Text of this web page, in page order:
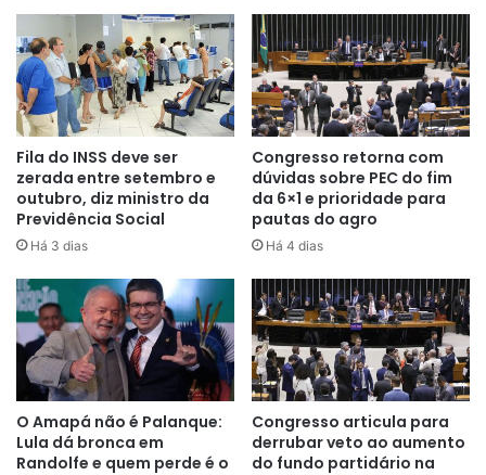
Segundo o político, esse aperto das contas deve ser
formalizado ainda em julho.
“O STF cria uma falsa
equivalência entre legalidade e
permitir que a renúncia fiscal
opere enquanto não há norma
válida – jogando sobre o
Executivo o ônus fiscal e político
da paralisia“
, afirmou, em
Fila do INSS deve ser
zerada entre setembro e
outubro, diz ministro da
Previdência Social
Há 3 dias
Congresso retorna com
dúvidas sobre PEC do fim
da 6×1 e prioridade para
pautas do agro
Há 4 dias
O Amapá não é Palanque:
Lula dá bronca em
Randolfe e quem perde é o
Congresso articula para
derrubar veto ao aumento
do fundo partidário na